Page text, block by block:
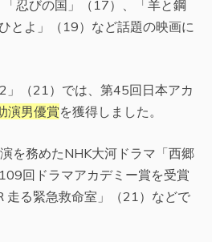
忍びの国」（17）、「羊と鋼
とよ」（19）など話題の映画に
」（21）では、第45回日本アカ
演男優賞を獲得しました。
を務めたNHK大河ドラマ「西郷
回ドラマアカデミー賞を受賞
走る緊急救命室」（21）などで